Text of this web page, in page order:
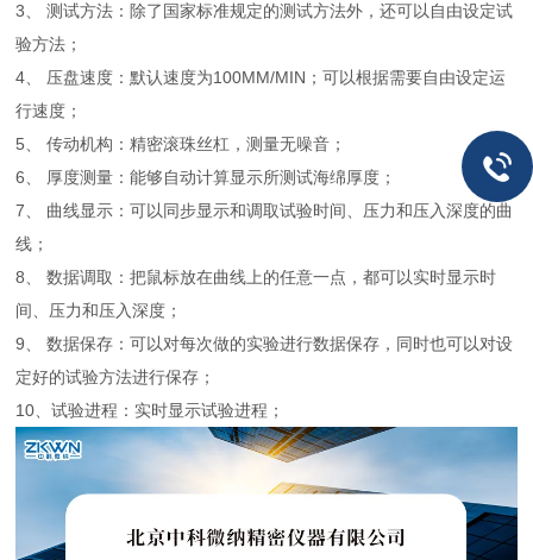
3、 测试方法：除了国家标准规定的测试方法外，还可以自由设定试
验方法；
4、 压盘速度：默认速度为100MM/MIN；可以根据需要自由设定运
行速度；
5、 传动机构：精密滚珠丝杠，测量无噪音；
6、 厚度测量：能够自动计算显示所测试海绵厚度；
7、 曲线显示：可以同步显示和调取试验时间、压力和压入深度的曲
线；
8、 数据调取：把鼠标放在曲线上的任意一点，都可以实时显示时
间、压力和压入深度；
9、 数据保存：可以对每次做的实验进行数据保存，同时也可以对设
定好的试验方法进行保存；
10、试验进程：实时显示试验进程；